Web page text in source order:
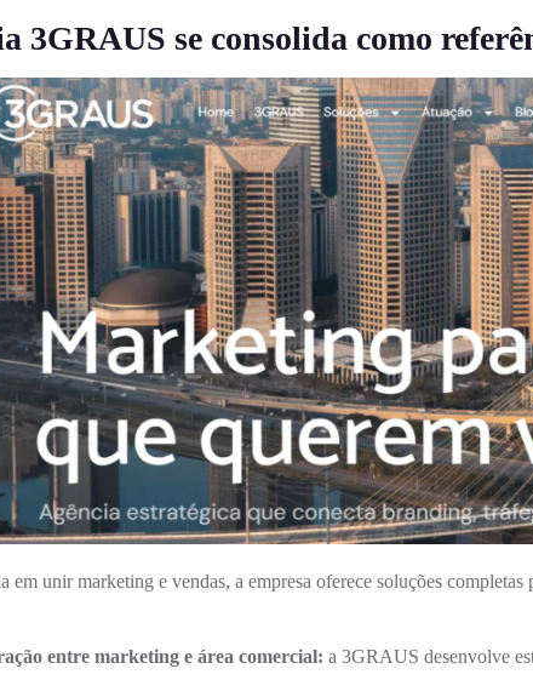
3GRAUS se consolida como
em unir marketing e vendas, a empresa oferece soluções
entre marketing e área comercial: a 3GRAUS desenvolve